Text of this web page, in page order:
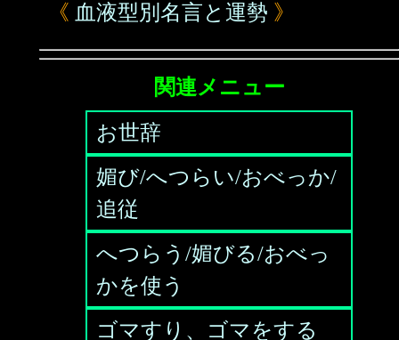
《 血液型別名言と運勢 》
関連メニュー
お世辞
媚び/へつらい/おべっか/
追従
へつらう/媚びる/おべっ
かを使う
ゴマすり、ゴマをする